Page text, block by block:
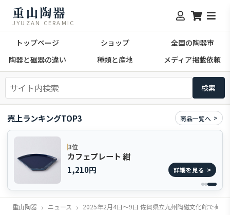
重山陶器
JYUZAN CERAMIC
トップページ ショップ
全国の陶器市
陶器と磁器の違い
種類と産地 メディア掲載依頼
売上ランキングTOP3 商品一覧へ
3位
カフェプレート 紺
1,210円 詳細を見る
重山陶器 ニュース 2025年2月4日～9日 佐賀県立九州陶磁文化館で有田